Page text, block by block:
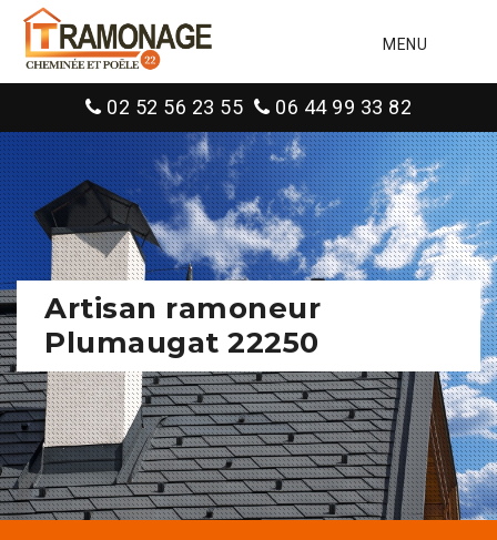
MENU
02 52 56 23 55 06 44 99 33 82
Artisan ramoneur
Plumaugat 22250